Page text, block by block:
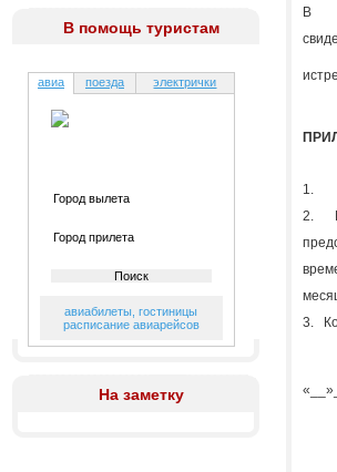
В помощь туристам
авиа поезда электрички
авиабилеты ,гостиницы
расписание авиарейсов
На заметку
В
1.
2.
3.